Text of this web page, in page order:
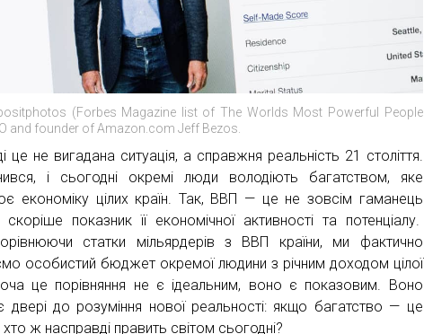
(Forbes Magazine list of The Worlds Most Powerful People
and founder of Amazon.com Jeff Bezos.
це не вигадана ситуація, а справжня реальність 21 століття.
і сьогодні окремі люди володіють багатством, яке
економіку цілих країн. Так, ВВП — це не зовсім гаманець
скоріше показник її економічної активності та потенціалу.
статки мільярдерів з ВВП країни, ми фактично
особистий бюджет окремої людини з річним доходом цілої
це порівняння не є ідеальним, воно є показовим. Воно
двері до розуміння нової реальності: якщо багатство — це
ж насправді править світом сьогодні?